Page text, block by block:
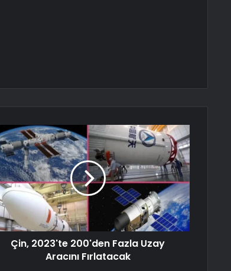
Çin, 2023'te 200'den Fazla Uzay
Aracını Fırlatacak